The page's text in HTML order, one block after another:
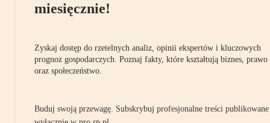
miesięcznie!
Zyskaj dostęp do rzetelnych analiz, opinii ekspertów i kluczowych
prognoz gospodarczych. Poznaj fakty, które kształtują biznes, prawo
oraz społeczeństwo.
Buduj swoją przewagę. Subskrybuj profesjonalne treści publikowane